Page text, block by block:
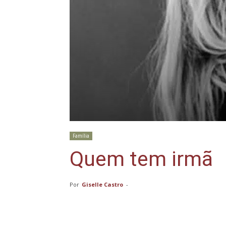
Família
Quem tem irmã
Por Giselle Castro -